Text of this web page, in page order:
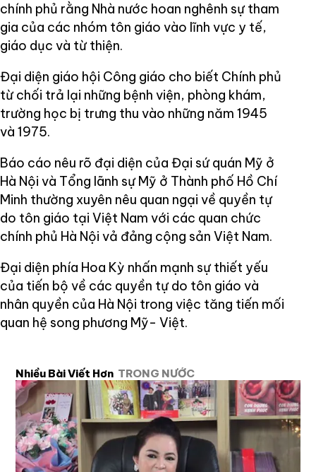
chính phủ rằng Nhà nước hoan nghênh sự tham
gia của các nhóm tôn giáo vào lĩnh vực y tế,
giáo dục và từ thiện.
Đại diện giáo hội Công giáo cho biết Chính phủ
từ chối trả lại những bệnh viện, phòng khám,
trường học bị trưng thu vào những năm 1945
và 1975.
Báo cáo nêu rõ đại diện của Đại sứ quán Mỹ ở
Hà Nội và Tổng lãnh sự Mỹ ở Thành phố Hồ Chí
Minh thường xuyên nêu quan ngại về quyền tự
do tôn giáo tại Việt Nam với các quan chức
chính phủ Hà Nội vả đảng cộng sản Việt Nam.
Đại diện phía Hoa Kỳ nhấn mạnh sự thiết yếu
của tiến bộ về các quyền tự do tôn giáo và
nhân quyền của Hà Nội trong việc tăng tiến mối
quan hệ song phương Mỹ- Việt.
Nhiều Bài Viết Hơn TRONG NƯỚC